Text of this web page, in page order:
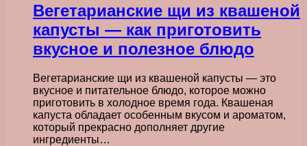
Вегетарианские щи из квашеной
капусты — как приготовить
вкусное и полезное блюдо
Вегетарианские щи из квашеной капусты — это
вкусное и питательное блюдо, которое можно
приготовить в холодное время года. Квашеная
капуста обладает особенным вкусом и ароматом,
который прекрасно дополняет другие
ингредиенты…